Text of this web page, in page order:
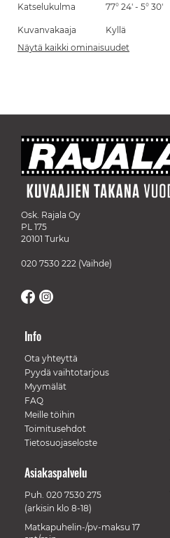
Katselukulma 77° 24' - 5° 30'
Kuvanvakaaja
Kyllä
Näytä kaikki ominaisuudet
Osk. Rajala Oy
PL 175
20101 Turku
020 7530 222 (Vaihde)
Info
Ota yhteyttä
Pyydä vaihtotarjous
Myymälät
FAQ
Meille töihin
Toimitusehdot
Tietosuojaseloste
Asiakaspalvelu
Puh. 020 7530 275
(arkisin klo 8-18)
Matkapuhelin-/pv-maksu 17